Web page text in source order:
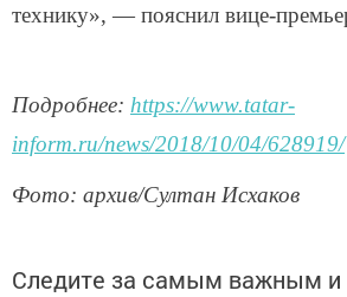
технику», — пояснил вице-
Подробнее: https://www.tatar-
inform.ru/news/2018/10/04/628919/
Фото: архив/Султан Исхаков
Следите за самым важным и